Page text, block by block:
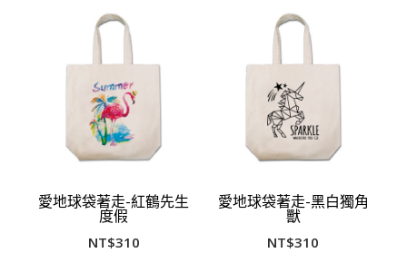
愛地球袋著走-紅鶴先生
度假
NT$310
愛地球袋著走-黑白獨角
獸
NT$310